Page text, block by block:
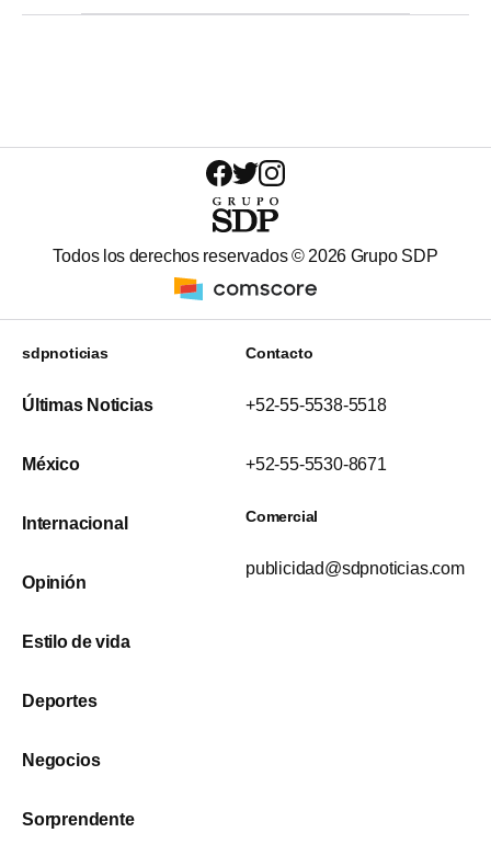
Todos los derechos reservados © 2026 Grupo SDP
sdpnoticias
Últimas Noticias
México
Internacional
Opinión
Estilo de vida
Deportes
Negocios
Sorprendente
Contacto
+52-55-5538-5518
+52-55-5530-8671
Comercial
publicidad@sdpnoticias.com